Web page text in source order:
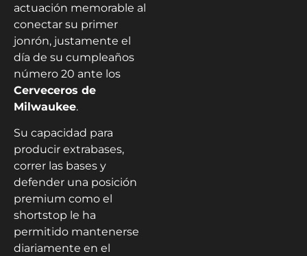
actuación memorable al
conectar su primer
jonrón, justamente el
día de su cumpleaños
número 20 ante los
Cerveceros de
Milwaukee.
Su capacidad para
producir extrabases,
correr las bases y
defender una posición
premium como el
shortstop le ha
permitido mantenerse
diariamente en el